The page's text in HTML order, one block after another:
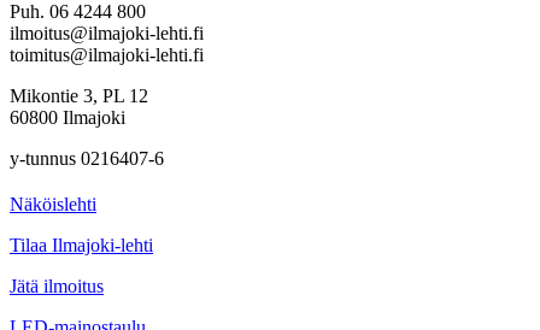
Puh. 06 4244 800
ilmoitus@ilmajoki-lehti.fi
toimitus@ilmajoki-lehti.fi
Mikontie 3, PL 12
60800 Ilmajoki
y-tunnus 0216407-6
Näköislehti
Tilaa Ilmajoki-lehti
Jätä ilmoitus